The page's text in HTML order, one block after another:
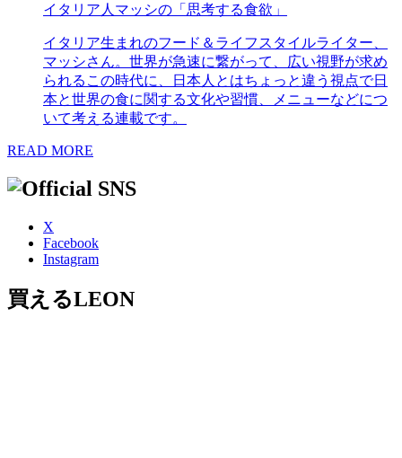
イタリア人マッシの「思考する食欲」
イタリア生まれのフード＆ライフスタイルライター、
マッシさん。世界が急速に繋がって、広い視野が求め
られるこの時代に、日本人とはちょっと違う視点で日
本と世界の食に関する文化や習慣、メニューなどにつ
いて考える連載です。
READ MORE
X
Facebook
Instagram
買えるLEON